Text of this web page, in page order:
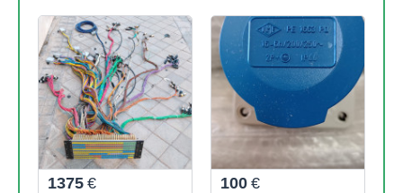
1375 € 100 €